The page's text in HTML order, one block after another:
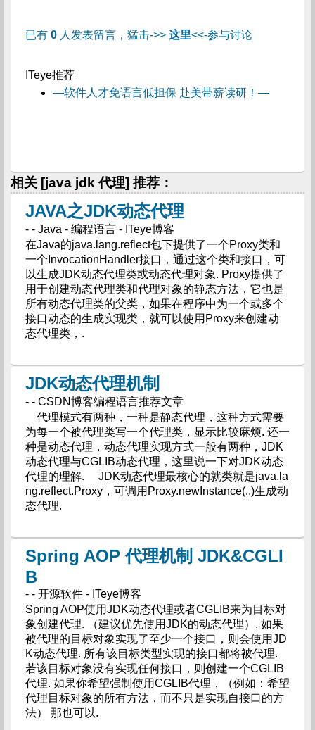
已有 0人发表留言，猛击->> 这里<<-参与讨论
ITeye推荐
—软件人才免语言低担保 赴美带薪读研！—
相关 [java jdk 代理] 推荐：
JAVA之JDK动态代理
- - Java - 编程语言 - ITeye博客
在Java的java.lang.reflect包下提供了一个Proxy类和
一个InvocationHandler接口，通过这个类和接口，可
以生成JDK动态代理类或动态代理对象. Proxy提供了
用于创建动态代理类和代理对象的静态方法，它也是
所有动态代理类的父类，如果在程序中为一个或多个
接口动态的生成实现类，就可以使用Proxy来创建动
态代理类，.
JDK动态代理机制
- - CSDN博客编程语言推荐文章
代理模式有两种，一种是静态代理，这种方式需要
为每一个被代理类写一个代理类，显示比较麻烦. 还一
种是动态代理，动态代理实现方式一般有两种，JDK
动态代理与CGLIB动态代理，这里说一下对JDK动态
代理的理解. JDK动态代理最核心的就类就是java.la
ng.reflect.Proxy，可调用Proxy.newInstance(..)生成动
态代理.
Spring AOP 代理机制 JDK&CGLI
B
- - 开源软件 - ITeye博客
Spring AOP使用JDK动态代理或者CGLIB来为目标对
象创建代理. （建议优先使用JDK的动态代理）. 如果
被代理的目标对象实现了至少一个接口，则会使用JD
K动态代理. 所有该目标类型实现的接口都将被代理.
若该目标对象没有实现任何接口，则创建一个CGLIB
代理. 如果你希望强制使用CGLIB代理，（例如：希望
代理目标对象的所有方法，而不只是实现自接口的方
法） 那也可以.